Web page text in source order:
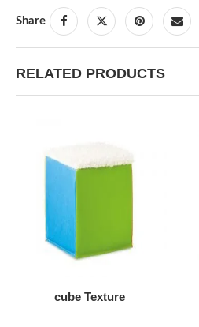
Share
RELATED PRODUCTS
AJOUTER AU DEVIS
cube Texture